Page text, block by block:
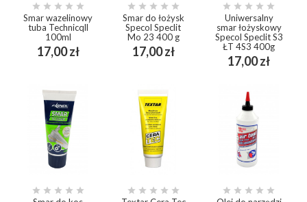
    
Smar wazelinowy
tuba Technicqll
100ml
17,00 złCena
    
Smar do łożysk
Specol Speclit
Mo 23 400 g
17,00 złCena
    
Uniwersalny
smar łożyskowy
Specol Speclit S3
ŁT 4S3 400g
17,00 złCena
              